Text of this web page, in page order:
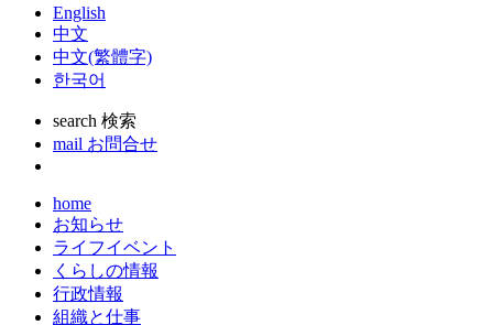
English
中文
中文(繁體字)
한국어
search 検索
mail お問合せ
home
お知らせ
ライフイベント
くらしの情報
行政情報
組織と仕事